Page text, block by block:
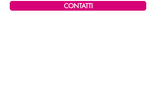
CONTATTI